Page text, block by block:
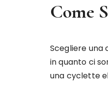
Come
Scegliere una
in quanto ci
una cyclette